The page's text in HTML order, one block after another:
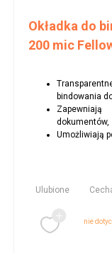
Okładka do
200 mic
bindowania
Zapewniają
dokumentów,
Umożliwiają
Ulubione
nie